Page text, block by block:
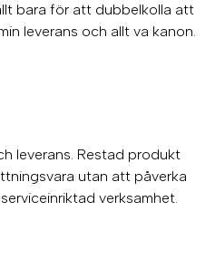
bara för att dubbelkolla att
leverans och allt va kanon.
leverans. Restad produkt
utan att påverka
verksamhet.